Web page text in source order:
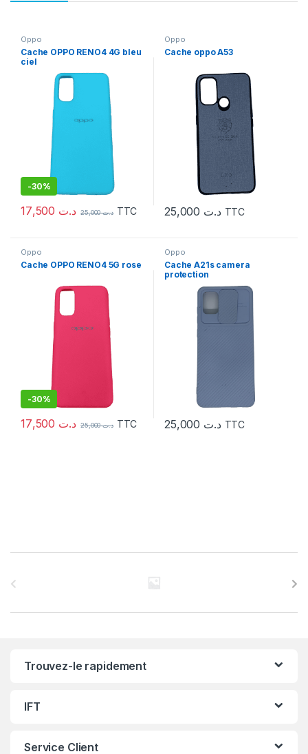
Oppo
Cache OPPO RENO4 4G bleu
ciel
-30%
د.ت د.ت25,000 TTC
Oppo
Cache oppo A53
د.ت TTC
Oppo
Cache OPPO RENO4 5G rose
-30%
د.ت د.ت25,000 TTC
Oppo
Cache A21s camera
protection
د.ت TTC
Trouvez-le rapidement
IFT
Service Client